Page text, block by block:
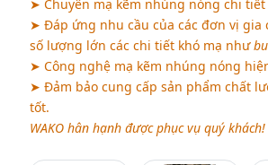
➤ Chuyên mạ kẽm nhúng nóng chi tiết
➤ Đáp ứng nhu cầu của các đơn vị gia
số lượng lớn các chi tiết khó mạ như
➤ Công nghệ mạ kẽm nhúng nóng
➤ Đảm bảo cung cấp sản phẩm chất
tốt.
WAKO hân hạnh được phục vụ quý khách!